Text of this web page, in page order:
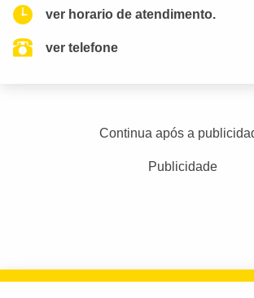
ver horario de atendimento.
ver telefone
Continua após a
Publicidade